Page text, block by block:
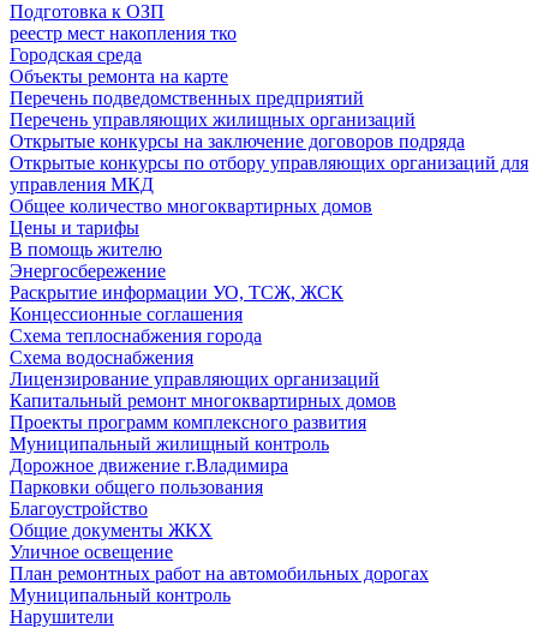
Подготовка к ОЗП
реестр мест накопления тко
Городская среда
Объекты ремонта на карте
Перечень подведомственных предприятий
Перечень управляющих жилищных организаций
Открытые конкурсы на заключение договоров подряда
Открытые конкурсы по отбору управляющих организаций для
управления МКД
Общее количество многоквартирных домов
Цены и тарифы
В помощь жителю
Энергосбережение
Раскрытие информации УО, ТСЖ, ЖСК
Концессионные соглашения
Схема теплоснабжения города
Схема водоснабжения
Лицензирование управляющих организаций
Капитальный ремонт многоквартирных домов
Проекты программ комплексного развития
Муниципальный жилищный контроль
Дорожное движение г.Владимира
Парковки общего пользования
Благоустройство
Общие документы ЖКХ
Уличное освещение
План ремонтных работ на автомобильных дорогах
Муниципальный контроль
Нарушители